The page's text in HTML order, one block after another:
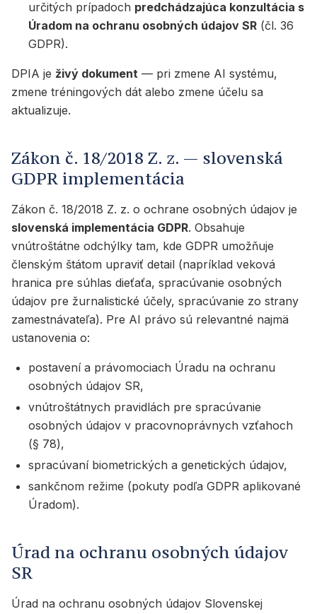
určitých prípadoch predchádzajúca konzultácia s
Úradom na ochranu osobných údajov SR (čl. 36
GDPR).
DPIA je živý dokument — pri zmene AI systému,
zmene tréningových dát alebo zmene účelu sa
aktualizuje.
Zákon č. 18/2018 Z. z. — slovenská
GDPR implementácia
Zákon č. 18/2018 Z. z. o ochrane osobných údajov je
slovenská implementácia GDPR. Obsahuje
vnútroštátne odchýlky tam, kde GDPR umožňuje
členským štátom upraviť detail (napríklad veková
hranica pre súhlas dieťaťa, spracúvanie osobných
údajov pre žurnalistické účely, spracúvanie zo strany
zamestnávateľa). Pre AI právo sú relevantné najmä
ustanovenia o:
postavení a právomociach Úradu na ochranu
osobných údajov SR,
vnútroštátnych pravidlách pre spracúvanie
osobných údajov v pracovnoprávnych vzťahoch
(§ 78),
spracúvaní biometrických a genetických údajov,
sankčnom režime (pokuty podľa GDPR aplikované
Úradom).
Úrad na ochranu osobných údajov
SR
Úrad na ochranu osobných údajov Slovenskej